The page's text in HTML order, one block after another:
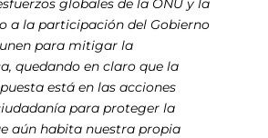
globales de la ONU y la
a la participación del Gobierno
unen para mitigar la
quedando en claro que la
está en las acciones
para proteger la
aún habita nuestra propia